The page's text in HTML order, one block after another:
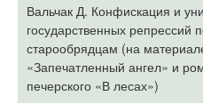
Вальчак Д. Конфискация и
государственных репрессий
старообрядцам (на
«Запечатленный ангел» и
печерского «В лесах»)